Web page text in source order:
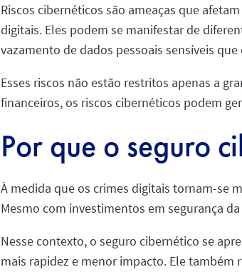
Riscos cibernéticos são ameaças que
digitais. Eles podem se manifestar de
vazamento de dados pessoais sensíveis
Esses riscos não estão restritos apenas a
financeiros, os riscos cibernéticos podem
Por que o seguro
À medida que os crimes digitais tornam-se
Mesmo com investimentos em segurança
Nesse contexto, o seguro cibernético se
mais rapidez e menor impacto. Ele também